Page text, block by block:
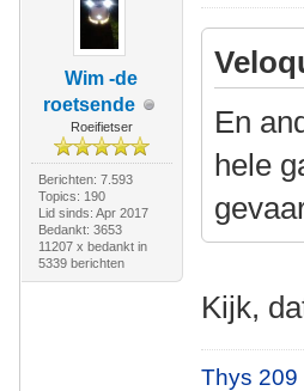
Wim -de
roetsende
Roeifietser
Berichten: 7.593
Topics: 190
Lid sinds: Apr 2017
Bedankt: 3653
11207 x bedankt in
5339 berichten
En
hele
Kijk,
Thys